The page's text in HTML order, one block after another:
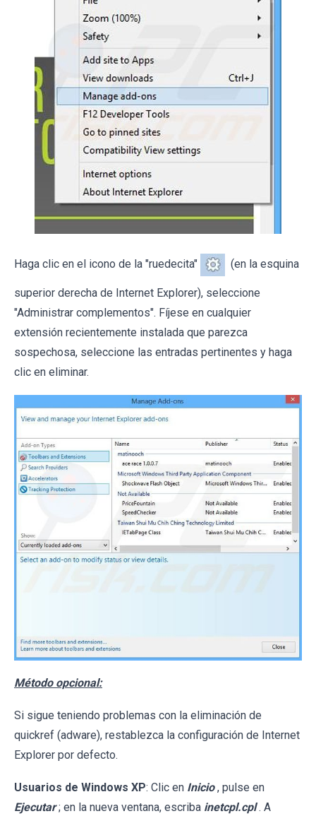
Haga clic en el icono de la "ruedecita" (en la esquina
superior derecha de Internet Explorer), seleccione
"Administrar complementos". Fíjese en cualquier
extensión recientemente instalada que parezca
sospechosa, seleccione las entradas pertinentes y haga
clic en eliminar.
Método opcional:
Si sigue teniendo problemas con la eliminación de
quickref (adware), restablezca la configuración de Internet
Explorer por defecto.
Usuarios de Windows XP: Clic en Inicio , pulse en
Ejecutar ; en la nueva ventana, escriba inetcpl.cpl . A